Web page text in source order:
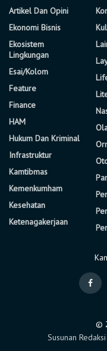
Artikel Dan Opini
Ekonomi Bisnis
Ekosistem
Lingkungan
Esai/Kolom
Feature
Finance
HAM
Hukum Dan Kriminal
Infrastruktur
Kamtibmas
Kemenkumham
Kesehatan
Ketenagakerjaan
©
Susunan Redaksi